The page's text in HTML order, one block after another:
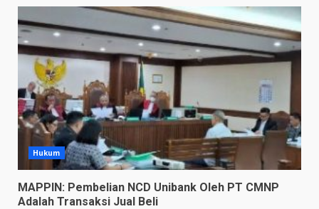
Hukum
MAPPIN: Pembelian NCD Unibank Oleh PT CMNP
Adalah Transaksi Jual Beli